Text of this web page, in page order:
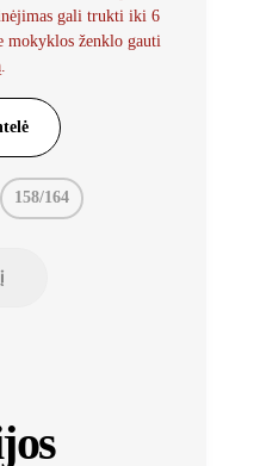
gali trukti iki 6
mokyklos ženklo gauti
158/164